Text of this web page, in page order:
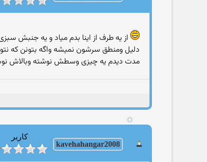
از یه طرف از اینا بدم میاد و یه جنبش
دلیل ومنطق سرشون نمیشه واگه بتونن كه
مدت دیدم یه چیزی وسطش نوشته وبالاش
kavehahangar2008
کاربر